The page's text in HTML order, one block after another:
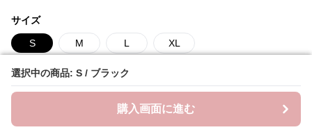
選択中の商品: S / ブラック
購入画面に進む
サイズ
S M L XL
カラー
ブラック ブラウン グレー
選択中の商品: S / ブラック
購入画面に進む